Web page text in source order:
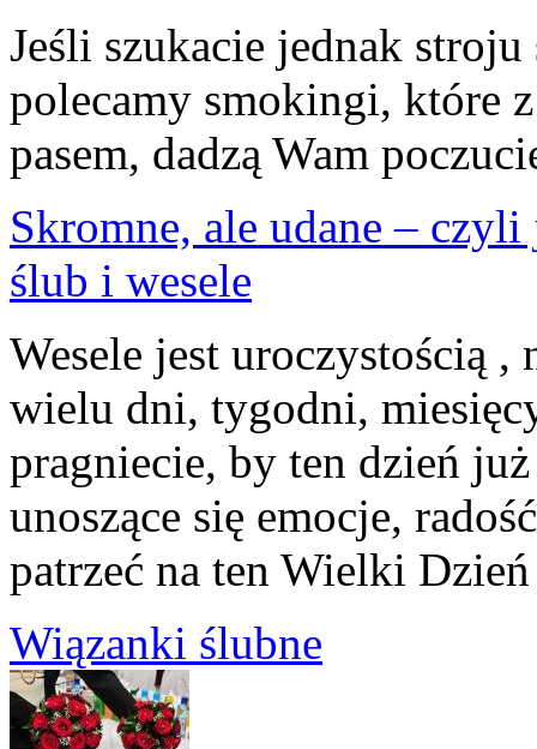
Jeśli szukacie jednak
polecamy smokingi, które
pasem, dadzą Wam
Skromne, ale udane –
ślub i wesele
Wesele jest uroczystością
wielu dni, tygodni,
pragniecie, by ten dzień
unoszące się emocje,
patrzeć na ten Wielki
Wiązanki ślubne